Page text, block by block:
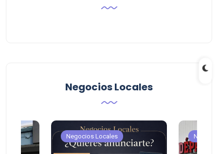
Negocios Locales
Negocios Locales